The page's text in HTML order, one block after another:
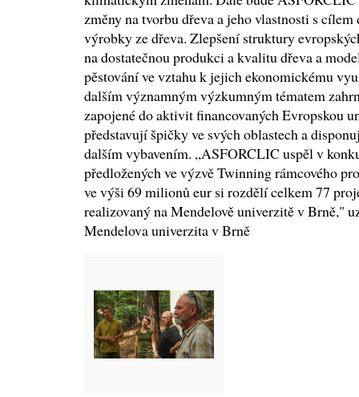
změny na tvorbu dřeva a jeho vlastnosti s
výrobky ze dřeva. Zlepšení struktury
na dostatečnou produkci a kvalitu dřeva a
pěstování ve vztahu k jejich ekonomickému
dalším významným výzkumným tématem
zapojené do aktivit financovaných Evropskou
představují špičky ve svých oblastech a
dalším vybavením. „ASFORCLIC uspěl v
předložených ve výzvě Twinning rámcového
ve výši 69 milionů eur si rozdělí celkem 77
realizovaný na Mendelově univerzitě v Brně,"
Mendelova univerzita v Brně